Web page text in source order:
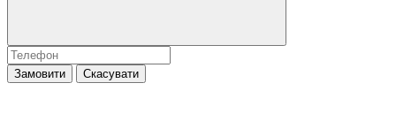
Замовити Скасувати